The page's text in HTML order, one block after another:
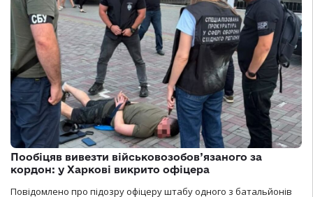
Пообіцяв вивезти військовозобов’язаного за
кордон: у Харкові викрито офіцера
Повідомлено про підозру офіцеру штабу одного з батальйонів